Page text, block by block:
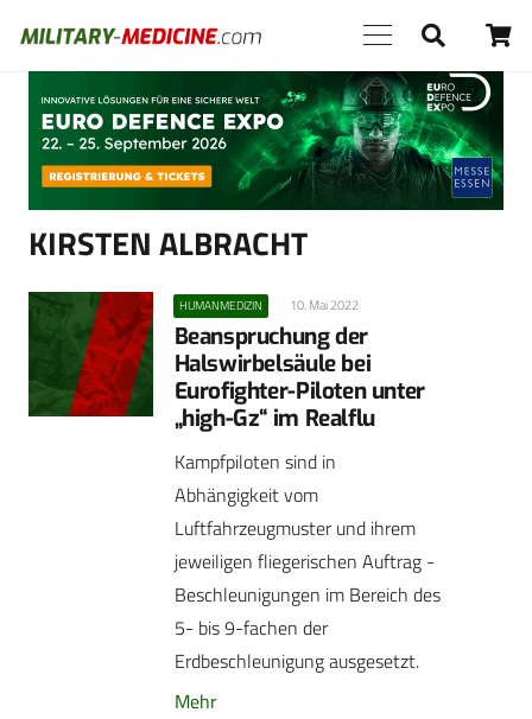
Anzeige
KIRSTEN ALBRACHT
HUMANMEDIZIN 10. Mai 2022
Beanspruchung der
Halswirbelsäule bei
Eurofighter-Piloten unter
„high-Gz“ im Realflu
Kampfpiloten sind in
Abhängigkeit vom
Luftfahrzeugmuster und ihrem
jeweiligen fliegerischen Auftrag ­
Beschleunigungen im Bereich des
5- bis 9-fachen der
Erdbeschleunigung ausgesetzt.
Mehr